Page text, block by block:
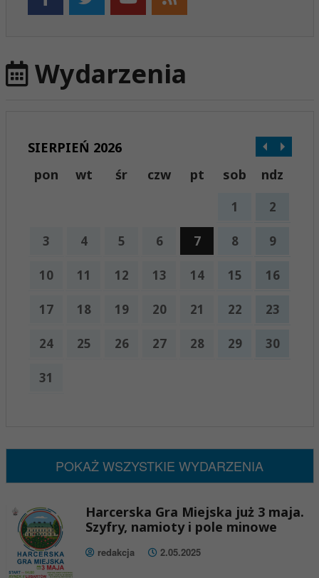
Wydarzenia
SIERPIEŃ 2026
pon
wt śr czw pt sob ndz
1 2
3 4 5 6 7 8 9
10 11 12 13 14 15 16
17 18 19 20 21 22 23
24 25 26 27 28 29 30
31
POKAŻ WSZYSTKIE WYDARZENIA
Harcerska Gra Miejska już 3 maja.
Szyfry, namioty i pole minowe
redakcja 2.05.2025